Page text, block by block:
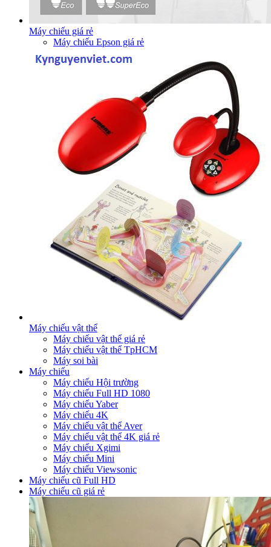
Máy chiếu giá rẻ
Máy chiếu Epson giá rẻ
Máy chiếu vật thể
Máy chiếu vật thể giá rẻ
Máy chiếu vật thể TpHCM
Máy soi bài
Máy chiếu
Máy chiếu Hội trường
Máy chiếu Full HD 1080
Máy chiếu Yaber
Máy chiếu 4K
Máy chiếu vật thể Aver
Máy chiếu vật thể 4K giá rẻ
Máy chiếu Xgimi
Máy chiếu Mini
Máy chiếu Viewsonic
Máy chiếu cũ Full HD
Máy chiếu cũ giá rẻ